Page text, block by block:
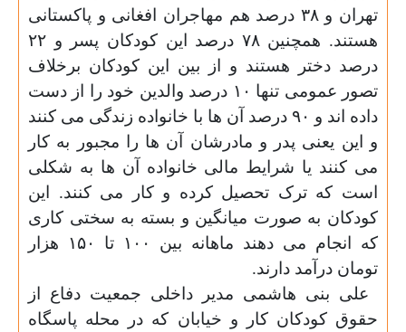
تهران و ۳۸ درصد هم مهاجران افغانی و پاکستانی
هستند. همچنین ۷۸ درصد این کودکان پسر و ۲۲
درصد دختر هستند و از بین این کودکان برخلاف
تصور عمومی تنها ۱۰ درصد والدین خود را از دست
داده اند و ۹۰ درصد آن ها با خانواده زندگی می کنند
و این یعنی پدر و مادرشان آن ها را مجبور به کار
می کنند یا شرایط مالی خانواده آن ها به شکلی
است که ترک تحصیل کرده و کار می کنند. این
کودکان به صورت میانگین و بسته به سختی کاری
که انجام می دهند ماهانه بین ۱۰۰ تا ۱۵۰ هزار
تومان درآمد دارند.
علی بنی هاشمی مدیر داخلی جمعیت دفاع از
حقوق کودکان کار و خیابان که در محله پاسگاه